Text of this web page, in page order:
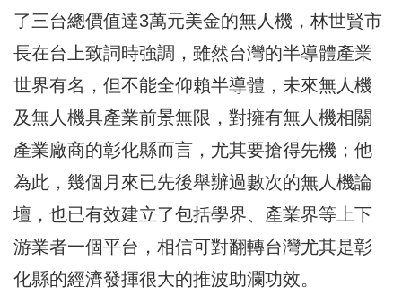
了三台總價值達3萬元美金的無人機，林世賢市
長在台上致詞時強調，雖然台灣的半導體產業
世界有名，但不能全仰賴半導體，未來無人機
及無人機具產業前景無限，對擁有無人機相關
產業廠商的彰化縣而言，尤其要搶得先機；他
為此，幾個月來已先後舉辦過數次的無人機論
壇，也已有效建立了包括學界、產業界等上下
游業者一個平台，相信可對翻轉台灣尤其是彰
化縣的經濟發揮很大的推波助瀾功效。